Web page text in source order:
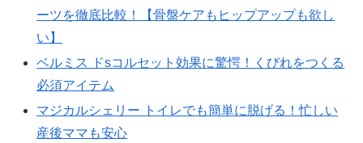
ーツを徹底比較！【骨盤ケアもヒップアップも欲し
い】
ベルミス ドsコルセット効果に驚愕！くびれをつくる
必須アイテム
マジカルシェリー トイレでも簡単に脱げる！忙しい
産後ママも安心